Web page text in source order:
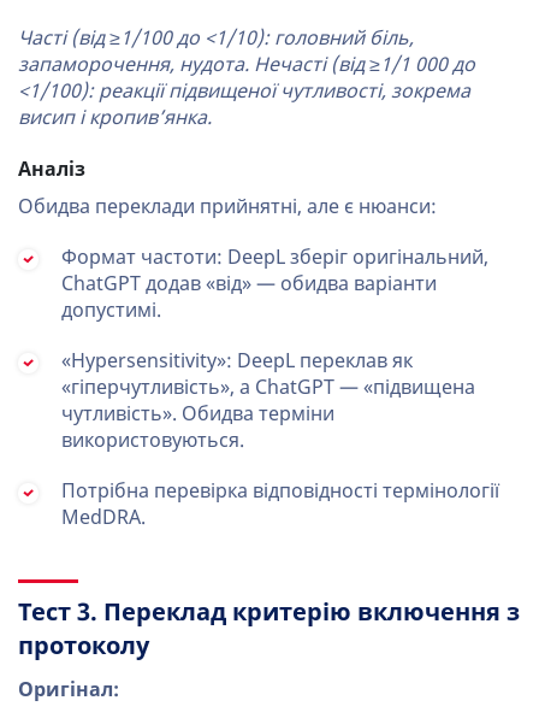
Часті (від ≥1/100 до <1/10): головний біль,
запаморочення, нудота. Нечасті (від ≥1/1 000 до
<1/100): реакції підвищеної чутливості, зокрема
висип і кропив’янка.
Аналіз
Обидва переклади прийнятні, але є нюанси:
Формат частоти: DeepL зберіг оригінальний,
ChatGPT додав «від» — обидва варіанти
допустимі.
«Hypersensitivity»: DeepL переклав як
«гіперчутливість», а ChatGPT — «підвищена
чутливість». Обидва терміни
використовуються.
Потрібна перевірка відповідності термінології
MedDRA.
Тест 3. Переклад критерію включення з
протоколу
Оригінал: